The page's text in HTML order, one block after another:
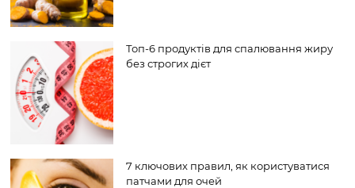
Топ-6 продуктів для спалювання жиру
без строгих дієт
7 ключових правил, як користуватися
патчами для очей